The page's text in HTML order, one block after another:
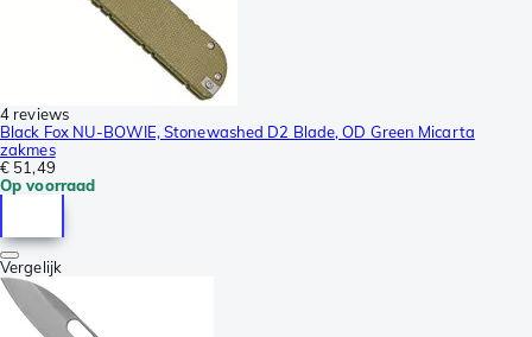
4 reviews
Black Fox NU-BOWIE, Stonewashed D2 Blade, OD Green Micarta
zakmes
€ 51,49
Op voorraad
Vergelijk